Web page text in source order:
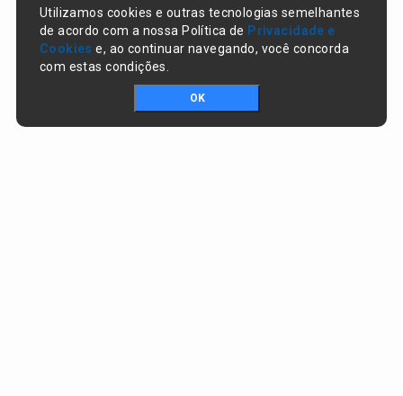
Utilizamos cookies e outras tecnologias semelhantes
de acordo com a nossa Política de Privacidade e
Cookies e, ao continuar navegando, você concorda
com estas condições.
OK